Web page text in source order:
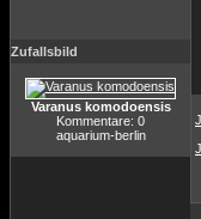
Zufallsbild
Varanus komodoensis
Kommentare: 0
aquarium-berlin